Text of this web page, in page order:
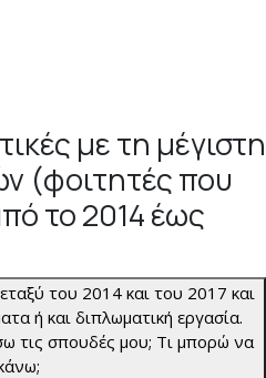
με τη μέγιστη
(φοιτητές που
το 2014 έως
του 2014 και του 2017 και
ή και διπλωματική εργασία.
τις σπουδές μου; Τι μπορώ να